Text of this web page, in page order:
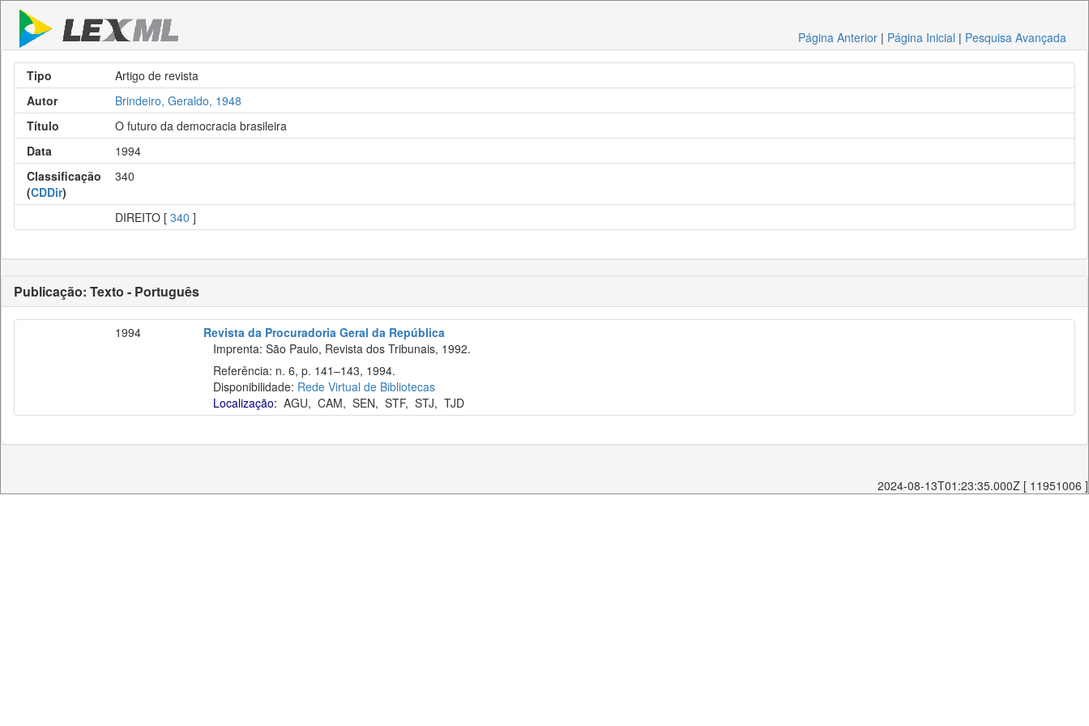
Página Anterior | Página Inicial | Pesquisa Avançada
Tipo
Artigo de revista
Autor
Brindeiro, Geraldo, 1948
Título
O futuro da democracia brasileira
Data
1994
Classificação
(CDDir)
340
DIREITO [ 340 ]
Publicação: Texto - Português
1994
Revista da Procuradoria Geral da República
Imprenta: São Paulo, Revista dos Tribunais, 1992.
Referência: n. 6, p. 141–143, 1994.
Disponibilidade: Rede Virtual de Bibliotecas
Localização: AGU, CAM, SEN, STF, STJ, TJD
2024-08-13T01:23:35.000Z [ 11951006 ]